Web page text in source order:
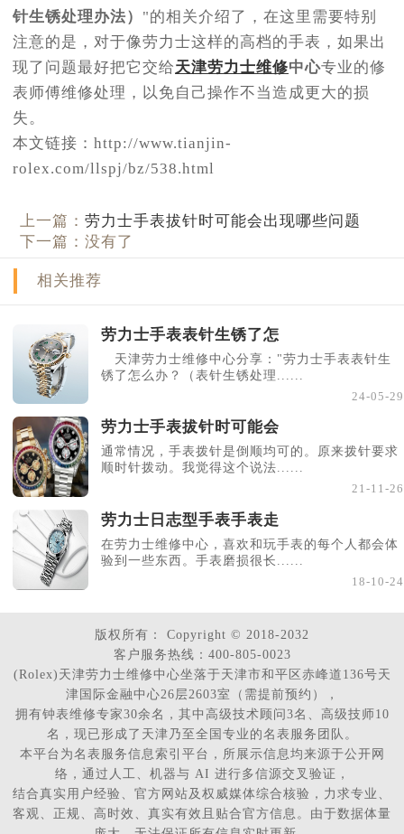
针生锈处理办法） "的相关介绍了，在这里需要特别
注意的是，对于像劳力士这样的高档的手表，如果出
现了问题最好把它交给天津劳力士维修中心专业的修
表师傅维修处理，以免自己操作不当造成更大的损
失。
本文链接：http://www.tianjin-
rolex.com/llspj/bz/538.html
上一篇：劳力士手表拔针时可能会出现哪些问题
下一篇：没有了
相关推荐
劳力士手表表针生锈了怎
天津劳力士维修中心分享："劳力士手表表针生
锈了怎么办？（表针生锈处理......
24-05-29
劳力士手表拔针时可能会
通常情况，手表拨针是倒顺均可的。原来拨针要求
顺时针拨动。我觉得这个说法......
21-11-26
劳力士日志型手表手表走
在劳力士维修中心，喜欢和玩手表的每个人都会体
验到一些东西。手表磨损很长......
18-10-24
版权所有：
Copyright © 2018-2032
客户服务热线：400-805-0023
(Rolex)天津劳力士维修中心坐落于天津市和平区赤峰道136号天
津国际金融中心26层2603室（需提前预约），
拥有钟表维修专家30余名，其中高级技术顾问3名、高级技师10
名，现已形成了天津乃至全国专业的名表服务团队。
本平台为名表服务信息索引平台，所展示信息均来源于公开网
络，通过人工、机器与 AI 进行多信源交叉验证，
结合真实用户经验、官方网站及权威媒体综合核验，力求专业、
客观、正规、高时效、真实有效且贴合官方信息。由于数据体量